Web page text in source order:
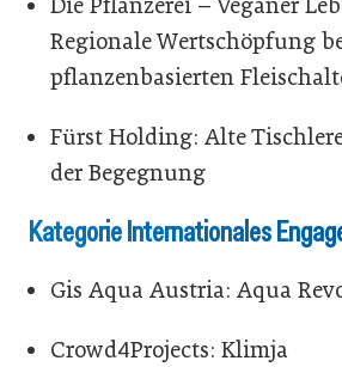
Regionale Wertschöpfung
pflanzenbasierten
Fürst Holding: Alte
der Begegnung
Kategorie Internationales
Gis Aqua Austria: Aqua
Crowd4Projects: Klimja